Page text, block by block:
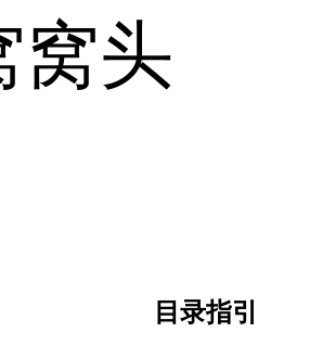
窝头
目录指引